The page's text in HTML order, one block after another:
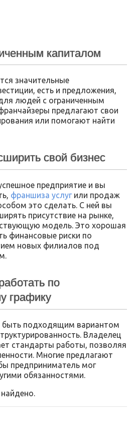
капиталом
значительные
есть и предложения,
людей с ограниченным
предлагают свои
или помогают найти
свой бизнес
предприятие и вы
франшиза услугили продаж
это сделать. С ней вы
присутствие на рынке,
модель. Это хорошая
финансовые риски по
новых филиалов под
по
графику
быть подходящим вариантом
Владелец
стандарты работы, позволяя
Многие предлагают
предприниматель мог
обязанностями.